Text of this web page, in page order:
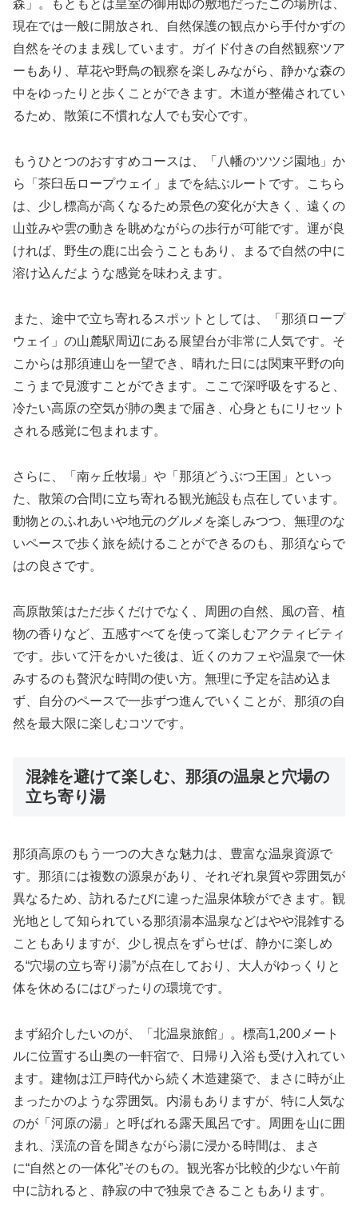
森」。もともとは皇室の御用邸の敷地だったこの場所は、
現在では一般に開放され、自然保護の観点から手付かずの
自然をそのまま残しています。ガイド付きの自然観察ツア
ーもあり、草花や野鳥の観察を楽しみながら、静かな森の
中をゆったりと歩くことができます。木道が整備されてい
るため、散策に不慣れな人でも安心です。
もうひとつのおすすめコースは、「八幡のツツジ園地」か
ら「茶臼岳ロープウェイ」までを結ぶルートです。こちら
は、少し標高が高くなるため景色の変化が大きく、遠くの
山並みや雲の動きを眺めながらの歩行が可能です。運が良
ければ、野生の鹿に出会うこともあり、まるで自然の中に
溶け込んだような感覚を味わえます。
また、途中で立ち寄れるスポットとしては、「那須ロープ
ウェイ」の山麓駅周辺にある展望台が非常に人気です。そ
こからは那須連山を一望でき、晴れた日には関東平野の向
こうまで見渡すことができます。ここで深呼吸をすると、
冷たい高原の空気が肺の奥まで届き、心身ともにリセット
される感覚に包まれます。
さらに、「南ヶ丘牧場」や「那須どうぶつ王国」といっ
た、散策の合間に立ち寄れる観光施設も点在しています。
動物とのふれあいや地元のグルメを楽しみつつ、無理のな
いペースで歩く旅を続けることができるのも、那須ならで
はの良さです。
高原散策はただ歩くだけでなく、周囲の自然、風の音、植
物の香りなど、五感すべてを使って楽しむアクティビティ
です。歩いて汗をかいた後は、近くのカフェや温泉で一休
みするのも贅沢な時間の使い方。無理に予定を詰め込ま
ず、自分のペースで一歩ずつ進んでいくことが、那須の自
然を最大限に楽しむコツです。
混雑を避けて楽しむ、那須の温泉と穴場の
立ち寄り湯
那須高原のもう一つの大きな魅力は、豊富な温泉資源で
す。那須には複数の源泉があり、それぞれ泉質や雰囲気が
異なるため、訪れるたびに違った温泉体験ができます。観
光地として知られている那須湯本温泉などはやや混雑する
こともありますが、少し視点をずらせば、静かに楽しめ
る“穴場の立ち寄り湯”が点在しており、大人がゆっくりと
体を休めるにはぴったりの環境です。
まず紹介したいのが、「北温泉旅館」。標高1,200メート
ルに位置する山奥の一軒宿で、日帰り入浴も受け入れてい
ます。建物は江戸時代から続く木造建築で、まさに時が止
まったかのような雰囲気。内湯もありますが、特に人気な
のが「河原の湯」と呼ばれる露天風呂です。周囲を山に囲
まれ、渓流の音を聞きながら湯に浸かる時間は、まさ
に“自然との一体化”そのもの。観光客が比較的少ない午前
中に訪れると、静寂の中で独泉できることもあります。